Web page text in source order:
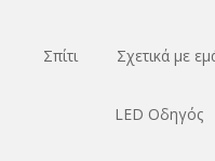
Σπίτι Σχετικά με
LED Οδηγός